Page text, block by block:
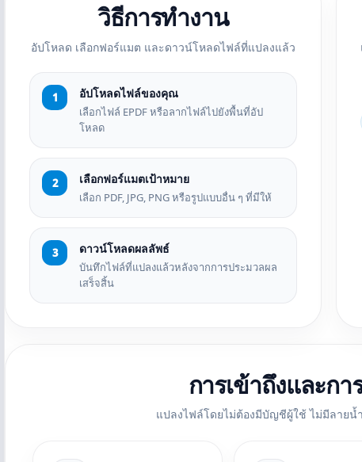
วิธีการทำงาน
อัปโหลด เลือกฟอร์แมต และดาวน์โหลดไฟล์ที่แปลงแล้ว
อัปโหลดไฟล์ของคุณ
เลือกไฟล์ EPDF หรือลากไฟล์ไปยังพื้นที่อัป
โหลด
เลือกฟอร์แมตเป้าหมาย
เลือก PDF, JPG, PNG หรือรูปแบบอื่น ๆ ที่มีให้
ดาวน์โหลดผลลัพธ์
บันทึกไฟล์ที่แปลงแล้วหลังจากการประมวลผล
เสร็จสิ้น
การเข้าถึงและก
แปลงไฟล์โดยไม่ต้องมีบัญชีผู้ใช้ ไม่มีลายน้